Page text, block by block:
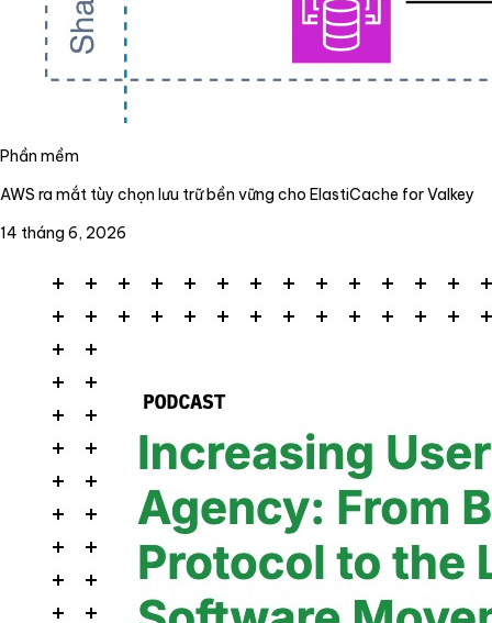
Phần mềm
AWS ra mắt tùy chọn lưu trữ bền vững cho ElastiCache for Valkey
14 tháng 6, 2026